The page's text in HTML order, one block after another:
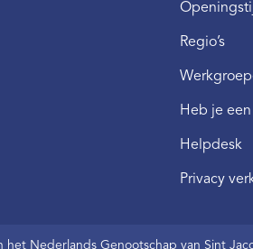
Regio’s
Heb je een
Helpdesk
Privacy
het Nederlands Genootschap van Sint